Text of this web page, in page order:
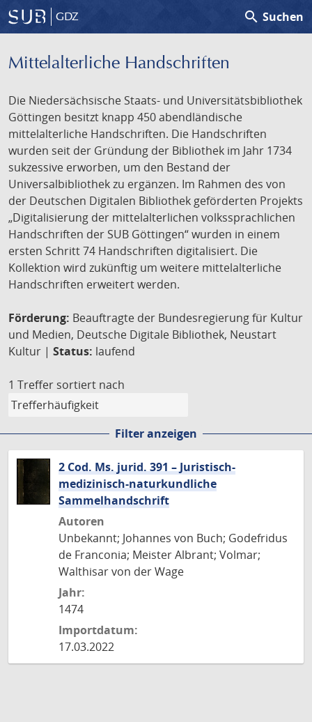
GDZ search Suchen
Mittelalterliche Handschriften
Die Niedersächsische Staats- und Universitätsbibliothek
Göttingen besitzt knapp 450 abendländische
mittelalterliche Handschriften. Die Handschriften
wurden seit der Gründung der Bibliothek im Jahr 1734
sukzessive erworben, um den Bestand der
Universalbibliothek zu ergänzen. Im Rahmen des von
der Deutschen Digitalen Bibliothek geförderten Projekts
„Digitalisierung der mittelalterlichen volkssprachlichen
Handschriften der SUB Göttingen“ wurden in einem
ersten Schritt 74 Handschriften digitalisiert. Die
Kollektion wird zukünftig um weitere mittelalterliche
Handschriften erweitert werden.
Förderung: Beauftragte der Bundesregierung für Kultur
und Medien, Deutsche Digitale Bibliothek, Neustart
Kultur | Status: laufend
1 Treffer sortiert nach
Filter anzeigen
2 Cod. Ms. jurid. 391 – Juristisch-
medizinisch-naturkundliche
Sammelhandschrift
Autoren
Unbekannt; Johannes von Buch; Godefridus
de Franconia; Meister Albrant; Volmar;
Walthisar von der Wage
Jahr:
1474
Importdatum:
17.03.2022